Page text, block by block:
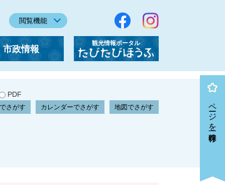
閲覧機能
市政情報
観光情報ポータル
「たびたびほうふ」
PDF
さがす カレンダーでさがす 地図でさがす ページを一時保存